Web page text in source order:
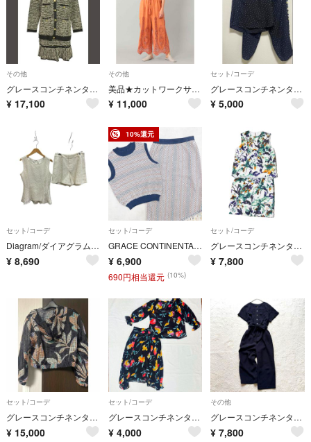
その他
グレースコンチネンタル ツイードニットセットアップ カーディガン フレアスカート
¥ 17,100
その他
美品★カットワークサロペット グレースコンチネンタル オールインワン ロンパース
¥ 11,000
セット/コーデ
グレースコンチネンタル diagram ドットフラワー パンツセットアップ 38
¥ 5,000
セット/コーデ
Diagram/ダイアグラム/グレースコンチネンタル/レース/セットアップ/ノースリーブ/ショットパンツ/サイズ38/レディース/ホワイト/FG0207
¥ 8,690
10%還元
セット/コーデ
GRACE CONTINENTAL グレースコンティネンタル セットアップ ニット ノースリーブ スカート コットン マルチカラー 日本製 レディース 36 b01878
¥ 6,900
690円相当還元 (10%)
セット/コーデ
グレースコンチネンタル Diagram セットアップ 花柄ノースリーブ 36
¥ 7,800
セット/コーデ
グレースコンチネンタパーカーセットアップ
¥ 15,000
セット/コーデ
グレースコンチネンタル❤︎花柄セットアップ
¥ 4,000
その他
グレースコンチネンタル ドルマンノーカラーサロペット 金ボタン ネイビー ベルト
¥ 7,800